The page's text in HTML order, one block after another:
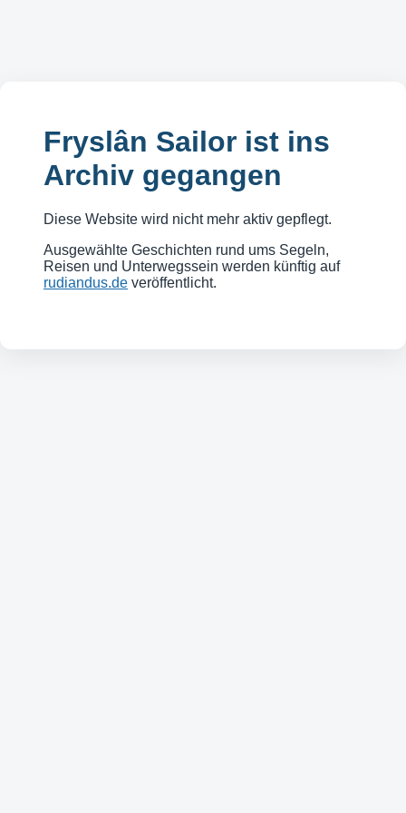
Fryslân Sailor ist ins
Archiv gegangen
Diese Website wird nicht mehr aktiv gepflegt.
Ausgewählte Geschichten rund ums Segeln,
Reisen und Unterwegssein werden künftig auf
rudiandus.de veröffentlicht.